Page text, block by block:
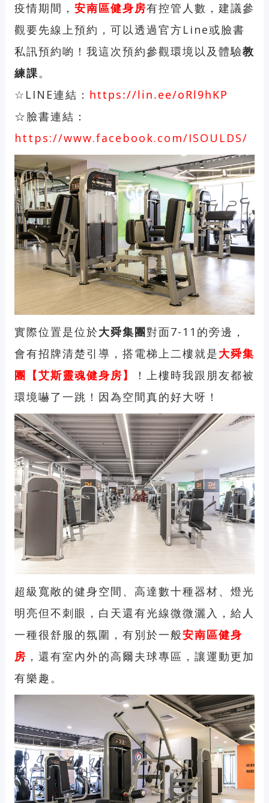
疫情期間， 安南區健身房有控管人數，建議參
觀要先線上預約，可以透過官方Line或臉書
私訊預約喲！我這次預約參觀環境以及體驗教
練課。
☆LINE連結： https://lin.ee/oRl9hKP
☆臉書連結：
https://www.facebook.com/ISOULDS/
實際位置是位於大舜集團對面7-11的旁邊，
會有招牌清楚引導，搭電梯上二樓就是大舜集
團【艾斯靈魂健身房】
！上樓時我跟朋友都被
環境嚇了一跳！因為空間真的好大呀！
超級寬敞的健身空間、高達數十種器材、燈光
明亮但不刺眼，白天還有光線微微灑入，給人
一種很舒服的氛圍，有別於一般安南區健身
房 ，還有室內外的高爾夫球專區，讓運動更加
有樂趣。